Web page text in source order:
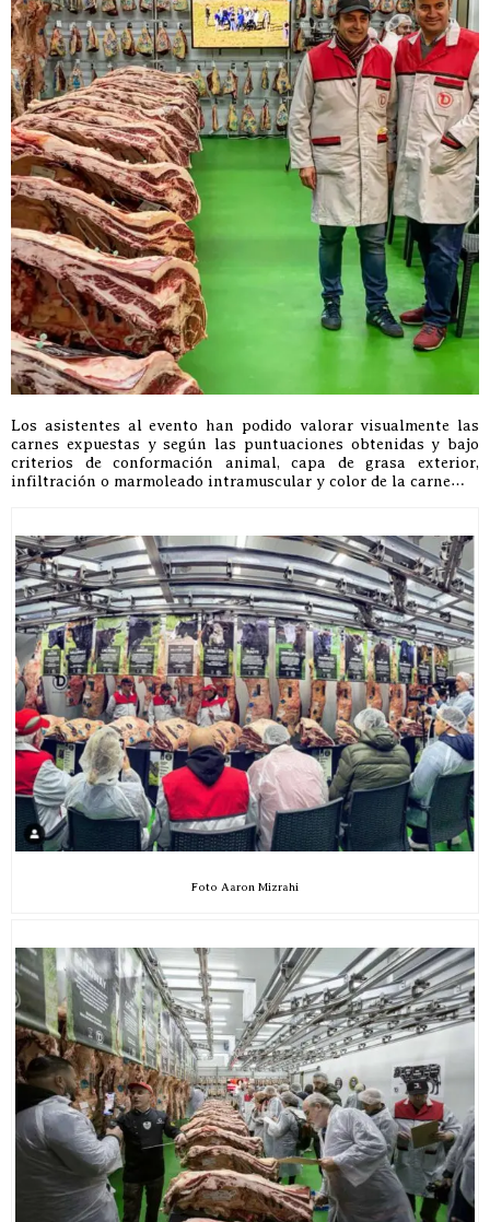
Los asistentes al evento han podido valorar visualmente las
carnes expuestas y según las puntuaciones obtenidas y bajo
criterios de conformación animal, capa de grasa exterior,
infiltración o marmoleado intramuscular y color de la carne…
Foto Aaron Mizrahi